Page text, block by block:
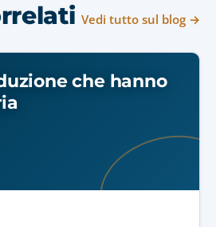
Vedi tutto sul blog →
che hanno